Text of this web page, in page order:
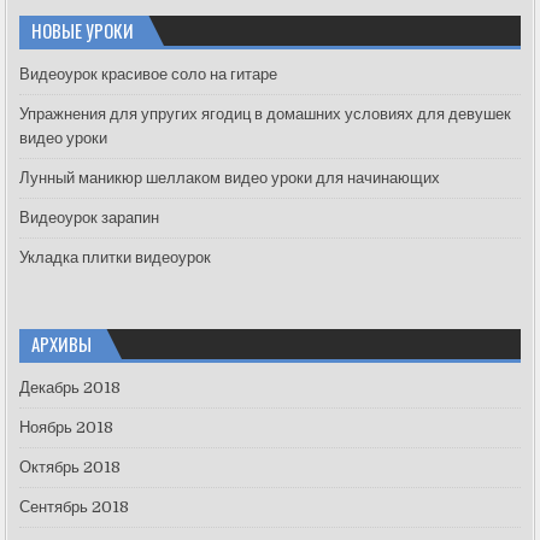
h
f
r
:
НОВЫЕ УРОКИ
Видеоурок красивое соло на гитаре
Упражнения для упругих ягодиц в домашних условиях для девушек
видео уроки
Лунный маникюр шеллаком видео уроки для начинающих
Видеоурок зарапин
Укладка плитки видеоурок
АРХИВЫ
Декабрь 2018
Ноябрь 2018
Октябрь 2018
Сентябрь 2018